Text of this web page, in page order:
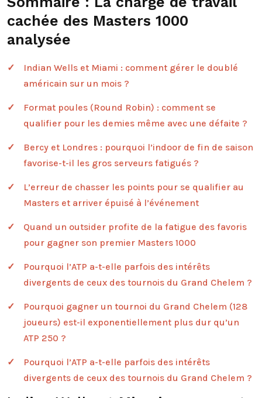
cachée des Masters 1000
analysée
Indian Wells et Miami : comment gérer le doublé
américain sur un mois ?
Format poules (Round Robin) : comment se
qualifier pour les demies même avec une défaite ?
Bercy et Londres : pourquoi l’indoor de fin de saison
favorise-t-il les gros serveurs fatigués ?
L’erreur de chasser les points pour se qualifier au
Masters et arriver épuisé à l’événement
Quand un outsider profite de la fatigue des favoris
pour gagner son premier Masters 1000
Pourquoi l’ATP a-t-elle parfois des intérêts
divergents de ceux des tournois du Grand Chelem ?
Pourquoi gagner un tournoi du Grand Chelem (128
joueurs) est-il exponentiellement plus dur qu’un
ATP 250 ?
Pourquoi l’ATP a-t-elle parfois des intérêts
divergents de ceux des tournois du Grand Chelem ?